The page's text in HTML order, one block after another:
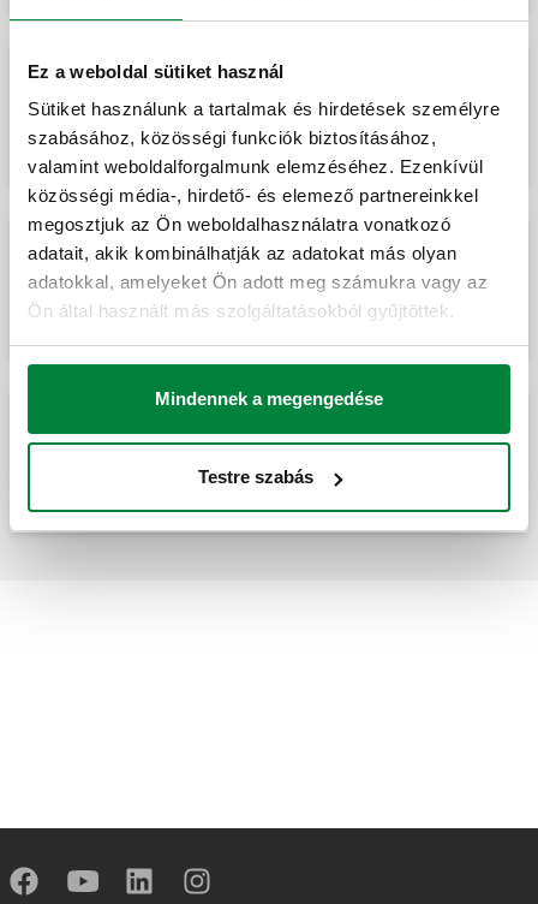
Ez a weboldal sütiket használ
Sütiket használunk a tartalmak és hirdetések személyre
szabásához, közösségi funkciók biztosításához,
valamint weboldalforgalmunk elemzéséhez. Ezenkívül
közösségi média-, hirdető- és elemező partnereinkkel
megosztjuk az Ön weboldalhasználatra vonatkozó
adatait, akik kombinálhatják az adatokat más olyan
adatokkal, amelyeket Ön adott meg számukra vagy az
Ön által használt más szolgáltatásokból gyűjtöttek.
Mindennek a megengedése
Testre szabás
Speciális imbuszkulcs a hamisításbiztos
lopásgátló kupakhoz.
Érintkező szonda szerelő konzol.